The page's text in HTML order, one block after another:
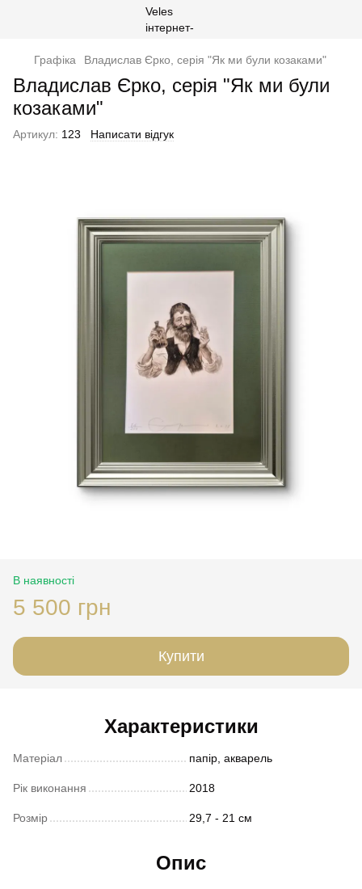
Графіка Владислав Єрко, серія "Як ми були козаками"
Владислав Єрко, серія "Як ми були
козаками"
Артикул: 123 Написати відгук
В наявності
5 500 грн
Купити
Характеристики
Матеріал папір, акварель
Рік виконання 2018
Розмір 29,7 - 21 см
Опис